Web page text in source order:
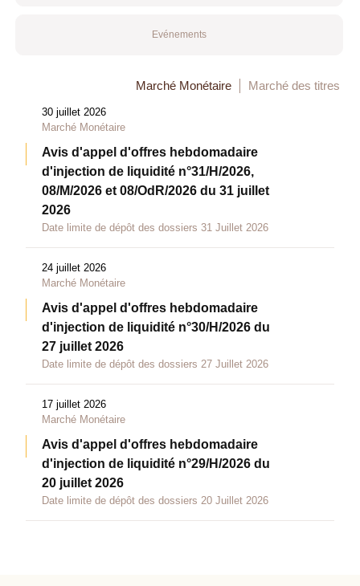
Evénements
Marché Monétaire Marché des titres
30 juillet 2026
Marché Monétaire
Avis d'appel d'offres hebdomadaire
d'injection de liquidité n°31/H/2026,
08/M/2026 et 08/OdR/2026 du 31 juillet
2026
Date limite de dépôt des dossiers 31 Juillet 2026
24 juillet 2026
Marché Monétaire
Avis d'appel d'offres hebdomadaire
d'injection de liquidité n°30/H/2026 du
27 juillet 2026
Date limite de dépôt des dossiers 27 Juillet 2026
17 juillet 2026
Marché Monétaire
Avis d'appel d'offres hebdomadaire
d'injection de liquidité n°29/H/2026 du
20 juillet 2026
Date limite de dépôt des dossiers 20 Juillet 2026